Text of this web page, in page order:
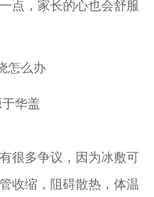
点，家长的心也会舒服
华盖
多争议，因为冰敷可
收缩，阻碍散热，体温